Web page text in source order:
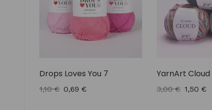
Drops Loves You 7
1,10€ 0,69 €
YarnArt Cloud
3,00€ 1,50€